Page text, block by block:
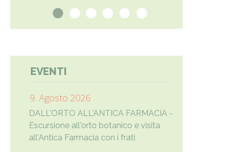
1 2 3 4 5 6
EVENTI
9. Agosto 2026
DALL'ORTO ALL'ANTICA FARMACIA -
Escursione all'orto botanico e visita
all'Antica Farmacia con i frati